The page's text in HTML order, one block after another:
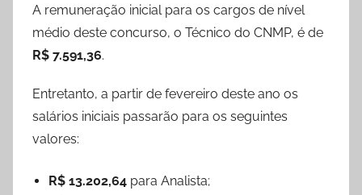
A remuneração inicial para os cargos de nível
médio deste concurso, o Técnico do CNMP, é de
R$ 7.591,36.
Entretanto, a partir de fevereiro deste ano os
salários iniciais passarão para os seguintes
valores:
R$ 13.202,64 para Analista;